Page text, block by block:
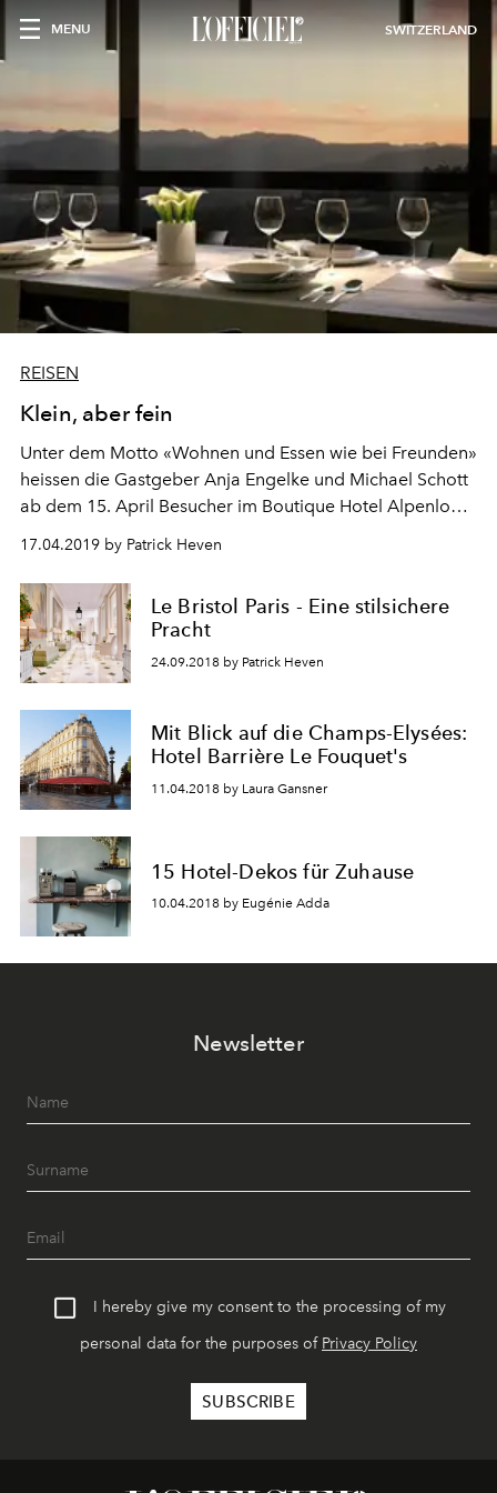
MENU SWITZERLAND
REISEN
Klein, aber fein
Unter dem Motto «Wohnen und Essen wie bei Freunden»
heissen die Gastgeber Anja Engelke und Michael Schott
ab dem 15. April Besucher im Boutique Hotel Alpenloge
willkommen.
17.04.2019 by Patrick Heven
Le Bristol Paris - Eine stilsichere
Pracht
24.09.2018 by Patrick Heven
Mit Blick auf die Champs-Elysées:
Hotel Barrière Le Fouquet's
11.04.2018 by Laura Gansner
15 Hotel-Dekos für Zuhause
10.04.2018 by Eugénie Adda
Newsletter
I hereby give my consent to the processing of my
personal data for the purposes of Privacy Policy